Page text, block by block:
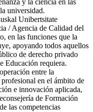
y la ciencia en las
universidad.
Unibertsitate
/ Agencia de Calidad del
en las funciones que la
apoyando todos aquellos
de derecho privado
Educación requiera.
entre la
en el ámbito de
e innovación aplicada,
de Formación
las competencias